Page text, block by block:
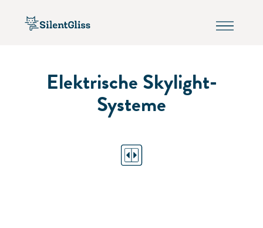
Elektrische Skylight-
Systeme